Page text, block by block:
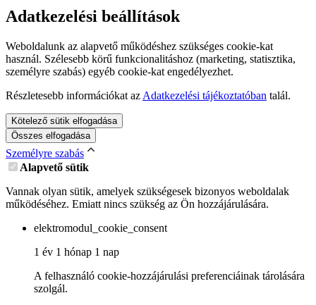
Adatkezelési beállítások
Weboldalunk az alapvető működéshez szükséges cookie-kat
használ. Szélesebb körű funkcionalitáshoz (marketing, statisztika,
személyre szabás) egyéb cookie-kat engedélyezhet.
Részletesebb információkat az Adatkezelési tájékoztatóban talál.
Kötelező sütik elfogadása
Összes elfogadása
Személyre szabás
Alapvető sütik
Vannak olyan sütik, amelyek szükségesek bizonyos weboldalak
működéséhez. Emiatt nincs szükség az Ön hozzájárulására.
elektromodul_cookie_consent
1 év 1 hónap 1 nap
A felhasználó cookie-hozzájárulási preferenciáinak tárolására
szolgál.